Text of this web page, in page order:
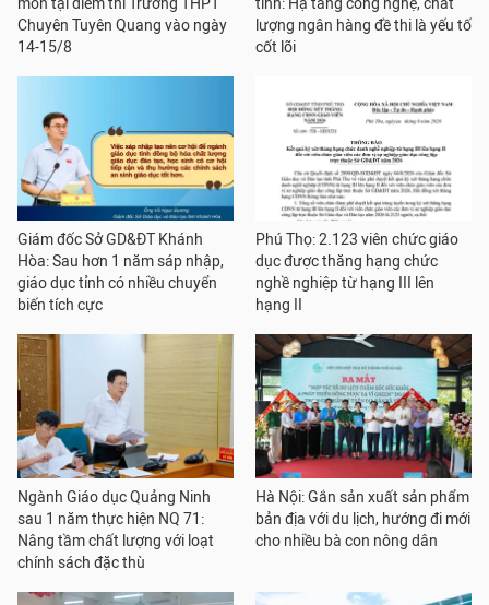
môn tại điểm thi Trường THPT
Chuyên Tuyên Quang vào ngày
14-15/8
tính: Hạ tầng công nghệ, chất
lượng ngân hàng đề thi là yếu tố
cốt lõi
Giám đốc Sở GD&ĐT Khánh
Hòa: Sau hơn 1 năm sáp nhập,
giáo dục tỉnh có nhiều chuyển
biến tích cực
Phú Thọ: 2.123 viên chức giáo
dục được thăng hạng chức
nghề nghiệp từ hạng III lên
hạng II
Ngành Giáo dục Quảng Ninh
sau 1 năm thực hiện NQ 71:
Nâng tầm chất lượng với loạt
chính sách đặc thù
Hà Nội: Gắn sản xuất sản phẩm
bản địa với du lịch, hướng đi mới
cho nhiều bà con nông dân